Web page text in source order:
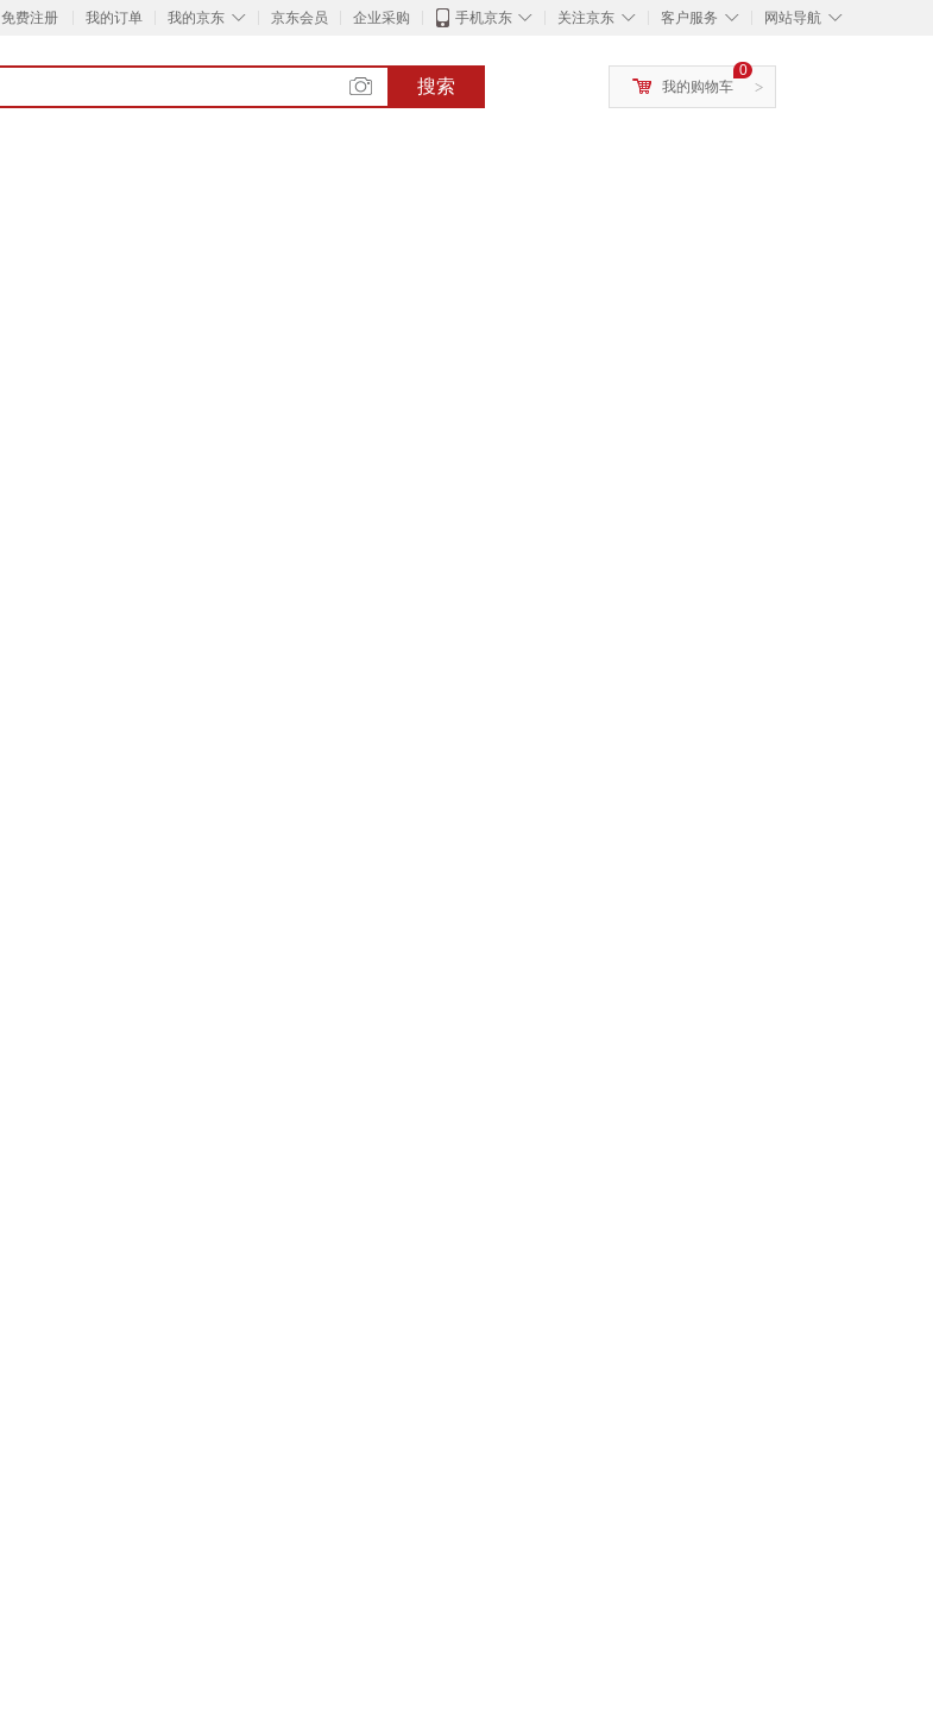
免费注册 我的订单 ◇
我的京东 京东会员 企业采购 ◇
手机京东 ◇
关注京东 ◇
客户服务 ◇
网站导航
搜索 >
0
我的购物车